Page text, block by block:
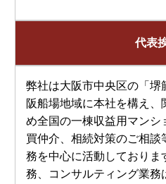
代表
弊社は大阪市中央区の「堺
阪船場地域に本社を構え、
め全国の一棟収益用マンシ
買仲介、相続対策のご相談
務を中心に活動しておりま
務、コンサルティング業務